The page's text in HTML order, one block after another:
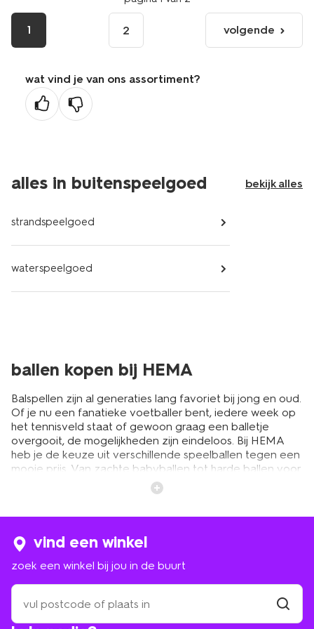
1 2
volgende
pagina
volgende
wat vind je van ons assortiment?
alles in buitenspeelgoed bekijk alles
strandspeelgoed
waterspeelgoed
ballen kopen bij HEMA
Balspellen zijn al generaties lang favoriet bij jong en oud.
Of je nu een fanatieke voetballer bent, iedere week op
het tennisveld staat of gewoon graag een balletje
overgooit, de mogelijkheden zijn eindeloos. Bij HEMA
heb je de keuze uit verschillende speelballen tegen een
mooie prijs. Van zachte babyballen tot harde ballen voor
op het voetbalveld. Ben je nog op zoek naar een
cadeaus voor kinderen
speelgoedballen voor urenlang
speelplezier
Bij HEMA heb je de keuze uit verschillende soorten
ballen. Ben je nog op zoek naarstrandspeelgoed? Dan
vind een winkel
zoek een winkel bij jou in de buurt
zoek
een
winkel